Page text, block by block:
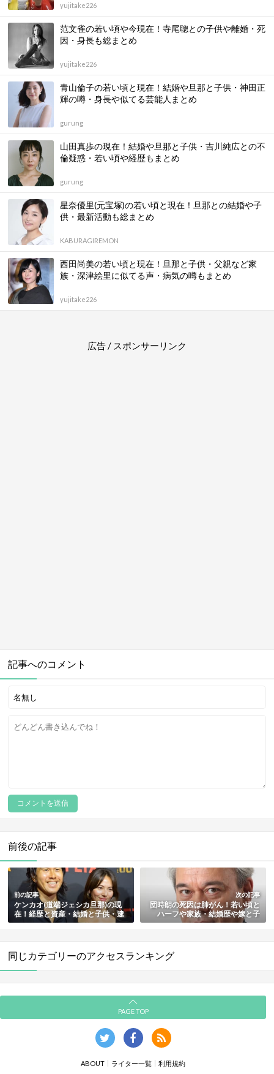
yujitake226
范文雀の若い頃や今現在！寺尾聰との子供や離婚・死
因・身長も総まとめ
yujitake226
青山倫子の若い頃と現在！結婚や旦那と子供・神田正
輝の噂・身長や似てる芸能人まとめ
gurung
山田真歩の現在！結婚や旦那と子供・吉川純広との不
倫疑惑・若い頃や経歴もまとめ
gurung
星奈優里(元宝塚)の若い頃と現在！旦那との結婚や子
供・最新活動も総まとめ
KABURAGIREMON
西田尚美の若い頃と現在！旦那と子供・父親など家
族・深津絵里に似てる声・病気の噂もまとめ
yujitake226
広告 / スポンサーリンク
記事へのコメント
前後の記事
前の記事
ケンカオ(道端ジェシカ旦那)の現
在！経歴と資産・結婚と子供・逮
捕とその後まとめ
次の記事
団時朗の死因は肺がん！若い頃と
ハーフや家族・結婚歴や嫁と子
供・現在まで総まとめ
同じカテゴリーのアクセスランキング
PAGE TOP
ABOUT ライター一覧 利用規約